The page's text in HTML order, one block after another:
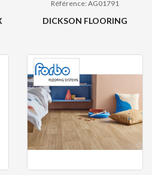
Référence: AG01791
DICKSON FLOORING